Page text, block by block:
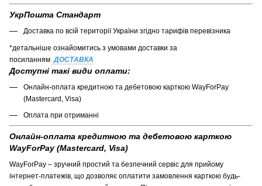
УкрПошта Стандарт
Доставка по всій території України згідно тарифів перевізника
*детальніше ознайомитись з умовами доставки за
посиланням ДОСТАВКА
Доступні такі види оплати:
Онлайн-оплата кредитною та дебетовою карткою WayForPay
(Mastercard, Visa)
Оплата при отриманні
Онлайн-оплата кредитною та дебетовою карткою
WayForPay (Mastercard, Visa)
WayForPay – зручний простий та безпечний сервіс для прийому
інтернет-платежів, що дозволяє оплатити замовлення карткою будь-